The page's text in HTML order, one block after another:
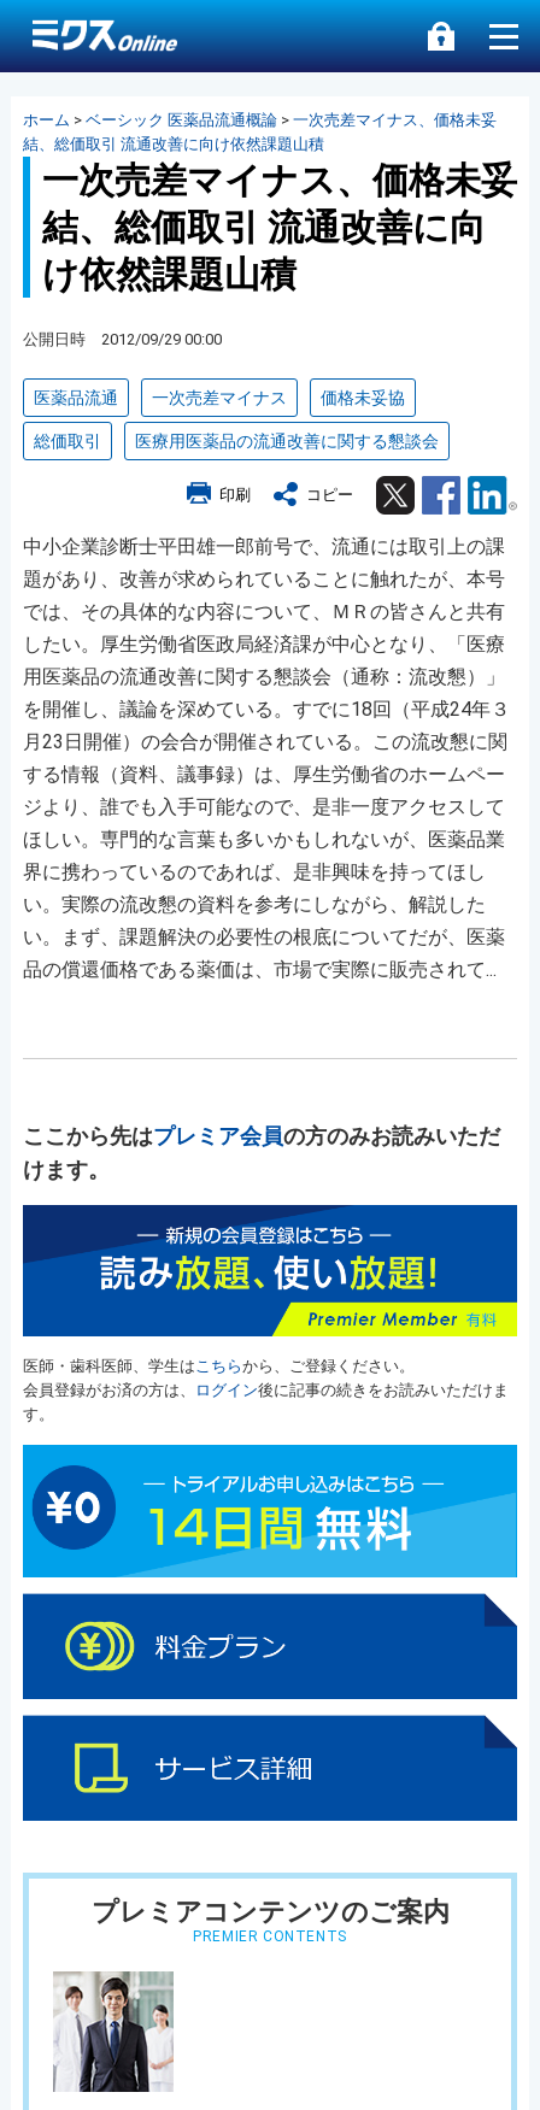
ホーム > ベーシック 医薬品流通概論> 一次売差マイナス、価格未妥
結、総価取引 流通改善に向け依然課題山積
一次売差マイナス、価格未妥
結、総価取引 流通改善に向
け依然課題山積
公開日時 2012/09/29 00:00
医薬品流通 一次売差マイナス 価格未妥協
総価取引 医療用医薬品の流通改善に関する懇談会
印刷 コピー Twitter Facebook
中小企業診断士平田雄一郎前号で、流通には取引上の課
題があり、改善が求められていることに触れたが、本号
では、その具体的な内容について、ＭＲの皆さんと共有
したい。厚生労働省医政局経済課が中心となり、「医療
用医薬品の流通改善に関する懇談会（通称：流改懇）」
を開催し、議論を深めている。すでに18回（平成24年３
月23日開催）の会合が開催されている。この流改懇に関
する情報（資料、議事録）は、厚生労働省のホームペー
ジより、誰でも入手可能なので、是非一度アクセスして
ほしい。専門的な言葉も多いかもしれないが、医薬品業
界に携わっているのであれば、是非興味を持ってほし
い。実際の流改懇の資料を参考にしながら、解説した
い。まず、課題解決の必要性の根底についてだが、医薬
品の償還価格である薬価は、市場で実際に販売されて...
ここから先はプレミア会員の方のみお読みいただ
けます。
医師・歯科医師、学生はこちらから、ご登録ください。
会員登録がお済の方は、
ログイン後に記事の続きをお読みいただけま
す。
プレミアコンテンツのご案内
PREMIER CONTENTS